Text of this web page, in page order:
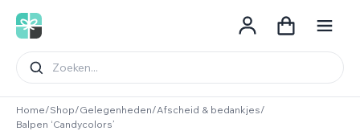
Spring naar de inhoud
Home/Shop/Gelegenheden/Afscheid & bedankjes/
Balpen ‘Candycolors’